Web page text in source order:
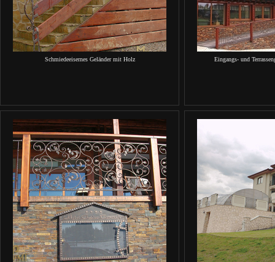
Schmiedeeisernes Geländer mit Holz Eingangs- und